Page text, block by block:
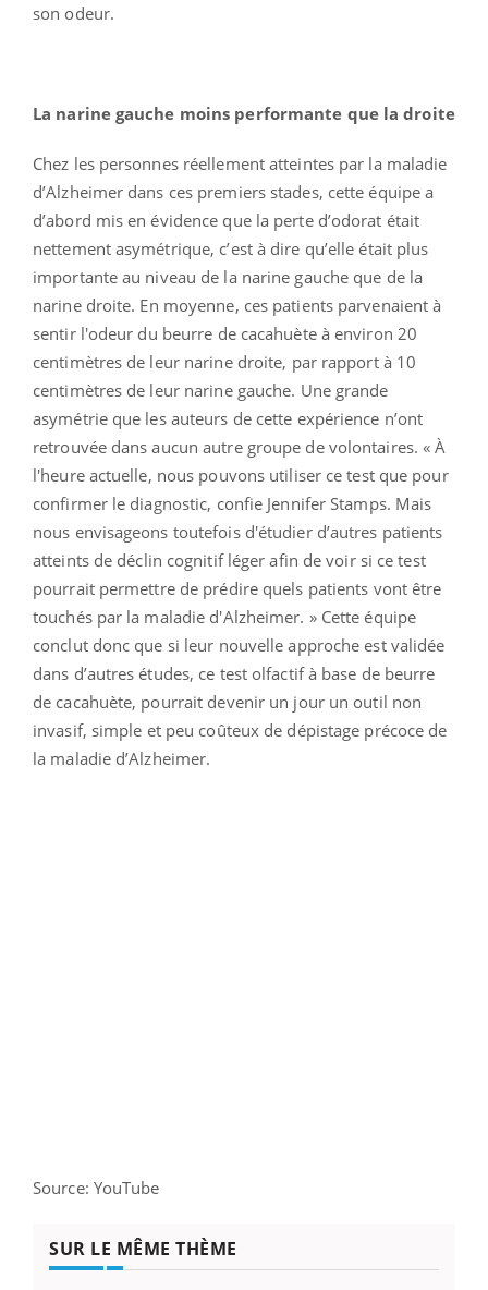
son odeur.
La narine gauche moins performante que la droite
Chez les personnes réellement atteintes par la maladie
d’Alzheimer dans ces premiers stades, cette équipe a
d’abord mis en évidence que la perte d’odorat était
nettement asymétrique, c’est à dire qu’elle était plus
importante au niveau de la narine gauche que de la
narine droite. En moyenne, ces patients parvenaient à
sentir l'odeur du beurre de cacahuète à environ 20
centimètres de leur narine droite, par rapport à 10
centimètres de leur narine gauche. Une grande
asymétrie que les auteurs de cette expérience n’ont
retrouvée dans aucun autre groupe de volontaires. « À
l'heure actuelle, nous pouvons utiliser ce test que pour
confirmer le diagnostic, confie Jennifer Stamps. Mais
nous envisageons toutefois d'étudier d’autres patients
atteints de déclin cognitif léger afin de voir si ce test
pourrait permettre de prédire quels patients vont être
touchés par la maladie d'Alzheimer. » Cette équipe
conclut donc que si leur nouvelle approche est validée
dans d’autres études, ce test olfactif à base de beurre
de cacahuète, pourrait devenir un jour un outil non
invasif, simple et peu coûteux de dépistage précoce de
la maladie d’Alzheimer.
Source: YouTube
SUR LE MÊME THÈME